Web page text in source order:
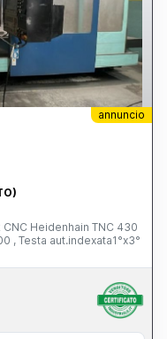
annuncio
, Testa aut.indexata1°x3°